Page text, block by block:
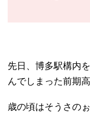
先日、博多駅構内
んでしまった前期
歳の頃はそうさの